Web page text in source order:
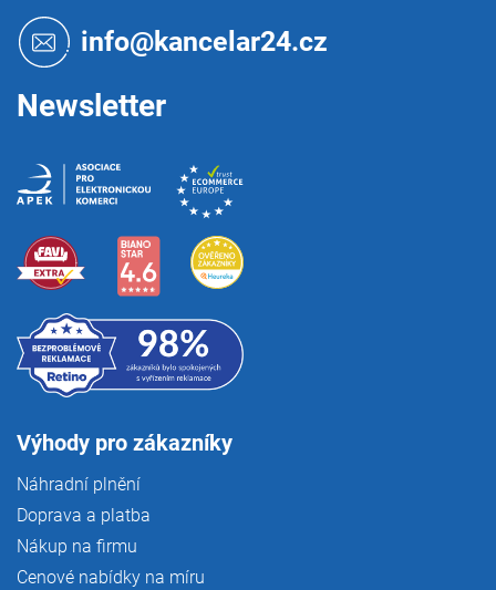
info@kancelar24.cz
Newsletter
Výhody pro zákazníky
Náhradní plnění
Doprava a platba
Nákup na firmu
Cenové nabídky na míru